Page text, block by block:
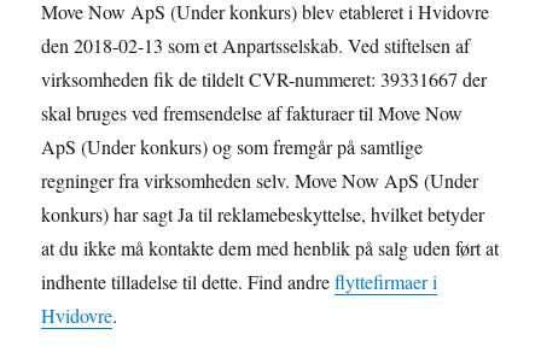
Move Now ApS (Under konkurs) blev etableret i Hvidovre
den 2018-02-13 som et Anpartsselskab. Ved stiftelsen af
virksomheden fik de tildelt CVR-nummeret: 39331667 der
skal bruges ved fremsendelse af fakturaer til Move Now
ApS (Under konkurs) og som fremgår på samtlige
regninger fra virksomheden selv. Move Now ApS (Under
konkurs) har sagt Ja til reklamebeskyttelse, hvilket betyder
at du ikke må kontakte dem med henblik på salg uden ført at
indhente tilladelse til dette. Find andreflyttefirmaer i
Hvidovre.